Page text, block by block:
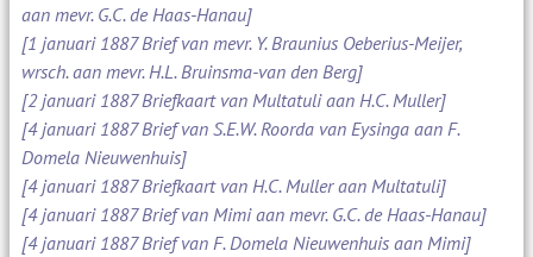
aan mevr. G.C. de Haas-Hanau]
[1 januari 1887 Brief van mevr. Y. Braunius Oeberius-Meijer,
wrsch. aan mevr. H.L. Bruinsma-van den Berg]
[2 januari 1887 Briefkaart van Multatuli aan H.C. Muller]
[4 januari 1887 Brief van S.E.W. Roorda van Eysinga aan F.
Domela Nieuwenhuis]
[4 januari 1887 Briefkaart van H.C. Muller aan Multatuli]
[4 januari 1887 Brief van Mimi aan mevr. G.C. de Haas-Hanau]
[4 januari 1887 Brief van F. Domela Nieuwenhuis aan Mimi]